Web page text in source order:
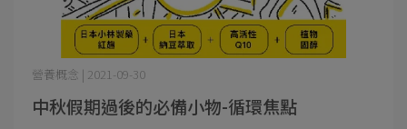
中秋假期過後的必備小物-循環焦點
營養概念 | 2021-09-30